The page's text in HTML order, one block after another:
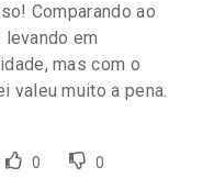
Comparando ao
em
mas com o
valeu muito a pena.
0 0